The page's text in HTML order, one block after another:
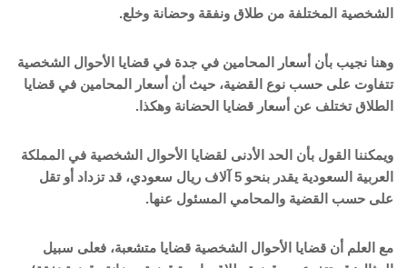
الشخصية المختلفة من طلاق ونفقة وحضانة وخلع.
وهنا نجيب بأن أسعار المحامين في جدة في قضايا الأحوال الشخصية
تتفاوت على حسب نوع القضية، حيث أن أسعار المحامين في قضايا
الطلاق تختلف عن أسعار قضايا الحضانة وهكذا.
ويمكننا القول بأن الحد الأدنى لقضايا الأحوال الشخصية في المملكة
العربية السعودية يقدر بنحو 5 آلاف ريال سعودي، قد تزداد أو تقل
على حسب القضية والمحامي المسئول عنها.
مع العلم أن قضايا الأحوال الشخصية قضايا متشعبة، فعلى سبيل